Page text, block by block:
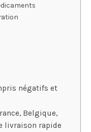
négatifs et
Belgique,
livraison rapide